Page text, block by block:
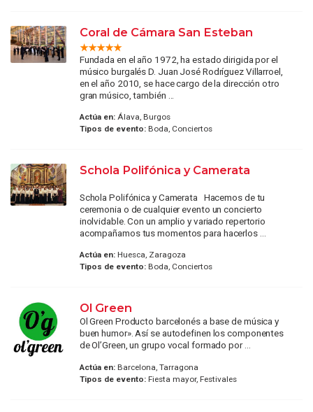
Coral de Cámara San Esteban
Fundada en el año 1972, ha estado dirigida por el
músico burgalés D. Juan José Rodríguez Villarroel,
en el año 2010, se hace cargo de la dirección otro
gran músico, también ...
Actúa en:Álava, Burgos
Tipos de evento:Boda, Conciertos
Schola Polifónica y Camerata
Schola Polifónica y Camerata Hacemos de tu
ceremonia o de cualquier evento un concierto
inolvidable. Con un amplio y variado repertorio
acompañamos tus momentos para hacerlos ...
Actúa en:Huesca, Zaragoza
Tipos de evento:Boda, Conciertos
Ol Green
Ol Green Producto barcelonés a base de música y
buen humor». Así se autodefinen los componentes
de Ol’Green, un grupo vocal formado por ...
Actúa en:Barcelona, Tarragona
Tipos de evento:Fiesta mayor, Festivales